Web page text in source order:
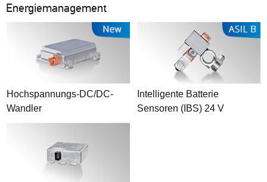
Energiemanagement
Hochspannungs-DC/DC-
Wandler
Intelligente Batterie
Sensoren (IBS) 24 V